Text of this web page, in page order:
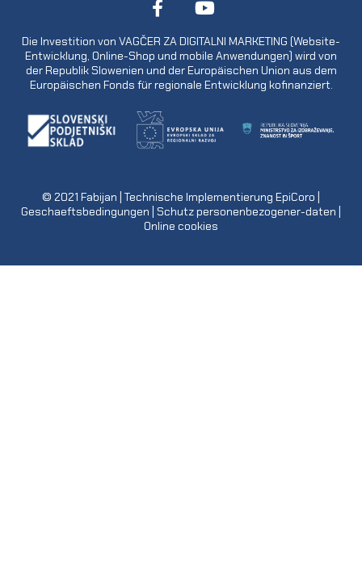
Die Investition von VAGČER ZA DIGITALNI MARKETING (Website-
Entwicklung, Online-Shop und mobile Anwendungen) wird von
der Republik Slowenien und der Europäischen Union aus dem
Europäischen Fonds für regionale Entwicklung kofinanziert.
© 2021 Fabijan | Technische Implementierung EpiCoro
Geschaeftsbedingungen Schutz personenbezogener-daten
Online cookies